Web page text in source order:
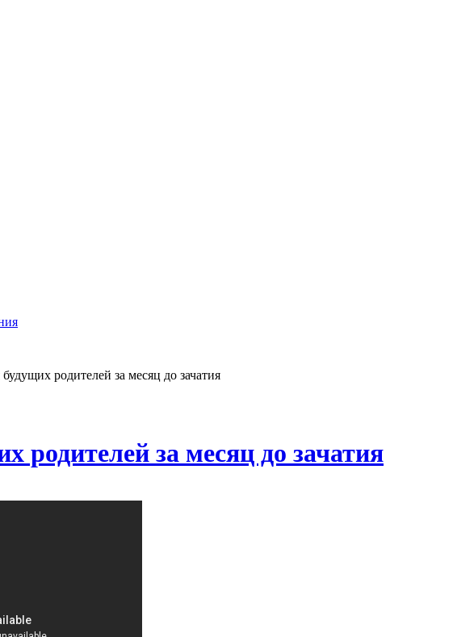
родителей за месяц до зачатия
родителей за месяц до зачатия